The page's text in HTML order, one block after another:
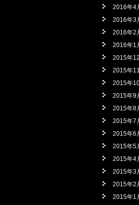
2016年4
2016年3
2016年2
2016年1
2015年
2015年
2015年
2015年9
2015年8
2015年7
2015年6
2015年5
2015年4
2015年3
2015年2
2015年1